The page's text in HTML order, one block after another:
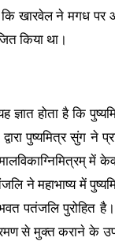
खारवेल ने मगध
किया था।
ज्ञात होता है कि
पुष्यमित्र सुंग ने
में
ने महाभाष्य में
पतंजलि पुरोहित है।
से मुक्त कराने के